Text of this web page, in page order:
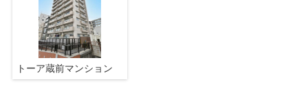
トーア蔵前マンション